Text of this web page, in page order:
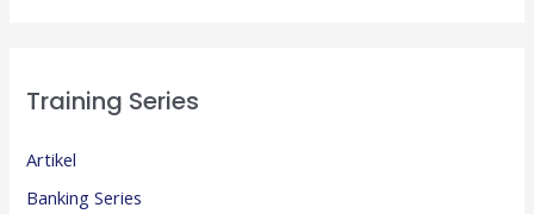
Training Series
Artikel
Banking Series